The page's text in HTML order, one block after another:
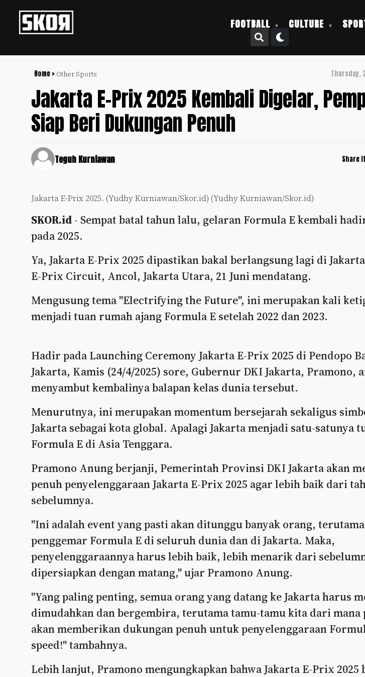
FOOTBALL CULTURE
Home > Other Sports Thursday,
Jakarta E-Prix 2025 Kembali Digelar,
Siap Beri Dukungan Penuh
Teguh Kurniawan Share
Jakarta E-Prix 2025. (Yudhy Kurniawan/Skor.id) (Yudhy Kurniawan/Skor.id)
SKOR.id - Sempat batal tahun lalu, gelaran Formula E kembali
pada 2025.
Ya, Jakarta E-Prix 2025 dipastikan bakal berlangsung lagi di
E-Prix Circuit, Ancol, Jakarta Utara, 21 Juni mendatang.
Mengusung tema "Electrifying the Future", ini merupakan kali
menjadi tuan rumah ajang Formula E setelah 2022 dan 2023.
Hadir pada Launching Ceremony Jakarta E-Prix 2025 di Pendopo
Jakarta, Kamis (24/4/2025) sore, Gubernur DKI Jakarta, Pramono,
menyambut kembalinya balapan kelas dunia tersebut.
Menurutnya, ini merupakan momentum bersejarah sekaligus
Jakarta sebagai kota global. Apalagi Jakarta menjadi satu-satunya
Formula E di Asia Tenggara.
Pramono Anung berjanji, Pemerintah Provinsi DKI Jakarta akan
penuh penyelenggaraan Jakarta E-Prix 2025 agar lebih baik dari
sebelumnya.
"Ini adalah event yang pasti akan ditunggu banyak orang,
penggemar Formula E di seluruh dunia dan di Jakarta. Maka,
penyelenggaraannya harus lebih baik, lebih menarik dari
dipersiapkan dengan matang," ujar Pramono Anung.
"Yang paling penting, semua orang yang datang ke Jakarta harus
dimudahkan dan bergembira, terutama tamu-tamu kita dari mana
akan memberikan dukungan penuh untuk penyelenggaraan
speed!" tambahnya.
Lebih lanjut, Pramono mengungkapkan bahwa Jakarta E-Prix 2025
Football +
Culture +
Sports
Update
+
Timnas
Indonesia
SPECIAL
Video
Policy
Pedoman
Pemberitaan
Media
Siber
Disclaimer
Tentang